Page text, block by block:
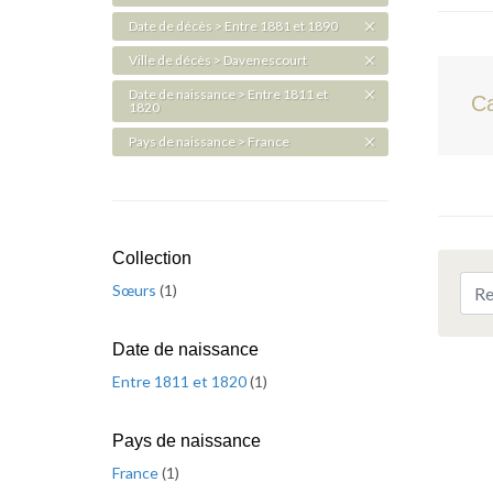
Date de décès > Entre 1881 et 1890
Ville de décès > Davenescourt
Date de naissance > Entre 1811 et
1820
Pays de naissance > France
Collection
Sœurs (1)
Date de naissance
Entre 1811 et 1820(1)
Pays de naissance
France(1)